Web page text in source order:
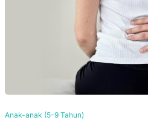
Anak-anak (5-9 Tahun)